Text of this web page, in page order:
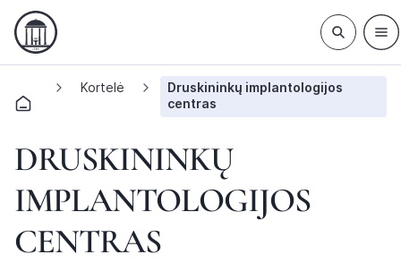
Kortelė
Druskininkų implantologijos
centras
DRUSKININKŲ
IMPLANTOLOGIJOS
CENTRAS